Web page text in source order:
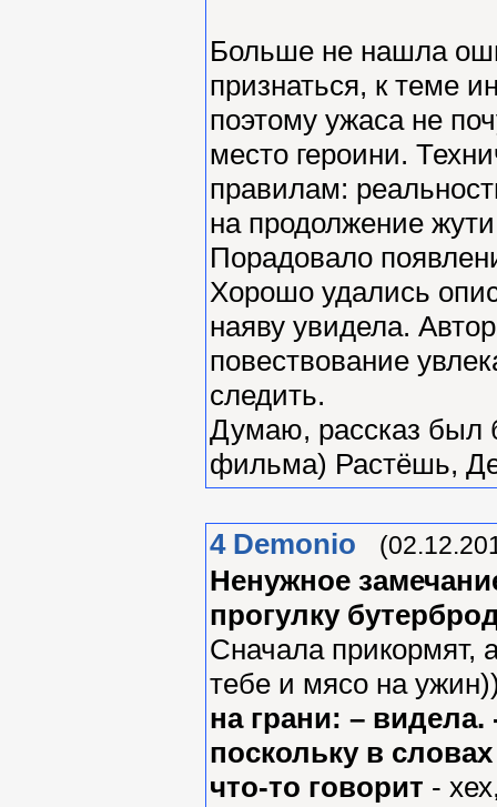
Больше не нашла
признаться, к теме
поэтому ужаса не
место героини.
правилам:
на продолжение
Порадовало
Хорошо удались
наяву увидела.
повествование
следить.
Думаю, рассказ был
фильма) Растёшь,
4 Demonio
Ненужное
прогулку
Сначала прикормят,
тебе и мясо на
на грани: –
поскольку в
что-то говорит -